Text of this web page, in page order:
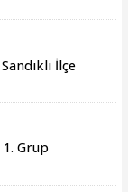
İlçe
1. Grup